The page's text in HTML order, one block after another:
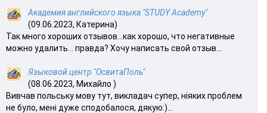
Академия английского языка "STUDY Academy"
(09.06.2023, Катерина)
Так много хороших отзывов…как хорошо, что негативные
можно удалить… правда? Хочу написать свой отзыв...
Языковой центр "ОсвитаПоль"
(08.06.2023, Михайло )
Вивчав польську мову тут, викладач супер, ніяких проблем
не було, мені дуже сподобалося, дякую:)...